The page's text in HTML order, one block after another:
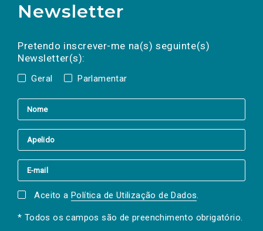
Newsletter
Pretendo inscrever-me na(s) seguinte(s)
Newsletter(s):
Geral Parlamentar
a(s) newsletter(s).
mail
Aceito a Política de Utilização de Dados.
* Todos os campos são de preenchimento obrigatório.